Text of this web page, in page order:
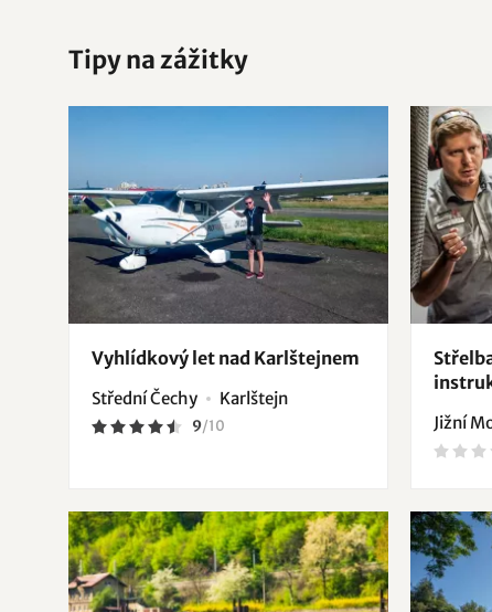
Tipy na zážitky
Vyhlídkový let nad Karlštejnem
Střední Čechy Karlštejn
9/10 Jižní